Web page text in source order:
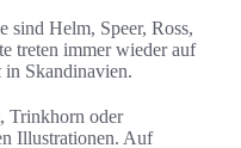
sind Helm, Speer, Ross,
treten immer wieder auf
in Skandinavien.
Trinkhorn oder
Illustrationen. Auf